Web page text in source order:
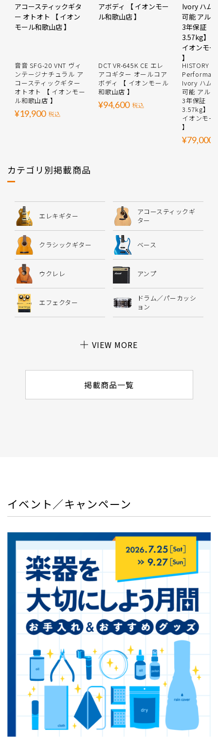
音音 SFG-20 VNT ヴィ
ンテージナチュラル ア
コースティックギター
オトオト 【 イオンモー
ル和歌山店 】
¥19,900 税込
DCT VR-645K CE エレ
アコギター オールコア
ボディ 【 イオンモール
和歌山店 】
¥94,600 税込
HISTORY
Ivory ハム
可能 アル
3年保証 【
3.57kg】
イオンモー
】
¥79,000
カテゴリ別掲載商品
エレキギター
アコースティックギ
ター
クラシックギター ベース
ウクレレ アンプ
エフェクター
ドラム／パーカッシ
ョン
VIEW MORE
掲載商品一覧
イベント／キャンペーン